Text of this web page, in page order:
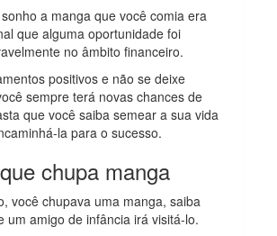
a manga que você comia era
que alguma oportunidade foi
no âmbito financeiro.
positivos e não se deixe
sempre terá novas chances de
que você saiba semear a sua vida
la para o sucesso.
chupa manga
você chupava uma manga, saiba
um amigo de infância irá visitá-lo.